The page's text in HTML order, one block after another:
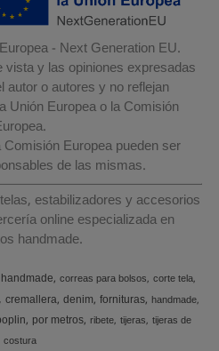
- Next Generation EU.
y las opiniones expresadas
autor o autores y no reflejan
Unión Europea o la Comisión
Europea pueden ser
de las mismas.
estabilizadores y accesorios
online especializada en
handmade.
correas para bolsos corte tela
cremallera denim fornituras handmade
por metros ribete tijeras tijeras de
costura